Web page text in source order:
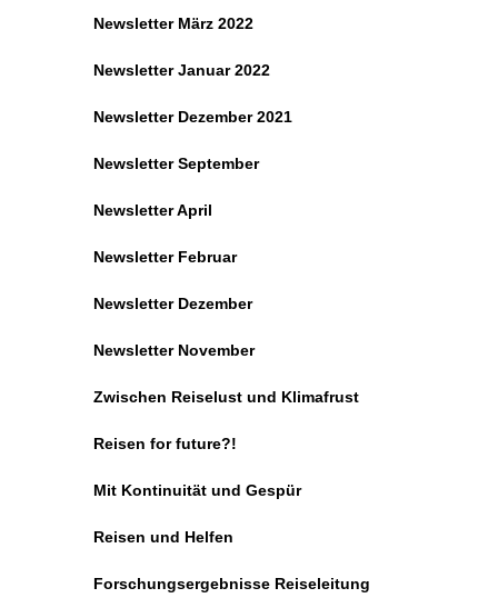
Newsletter März 2022
Newsletter Januar 2022
Newsletter Dezember 2021
Newsletter September
Newsletter April
Newsletter Februar
Newsletter Dezember
Newsletter November
Zwischen Reiselust und Klimafrust
Reisen for future?!
Mit Kontinuität und Gespür
Reisen und Helfen
Forschungsergebnisse Reiseleitung